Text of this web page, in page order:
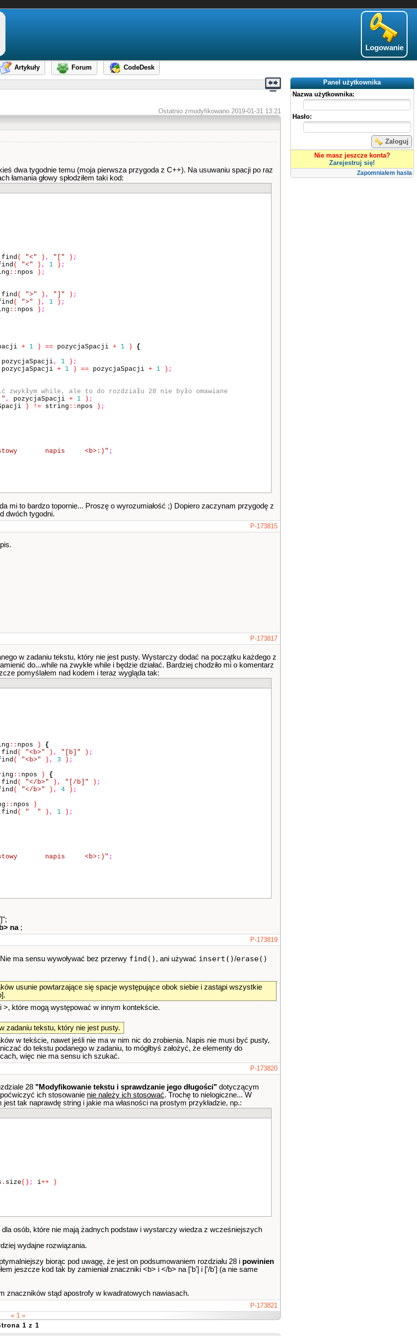
Logowanie
Artykuły Forum
CodeDesk
Panel użytkownika
Nazwa użytkownika:
Hasło:
Zaloguj
Nie masz jeszcze konta?
Zarejestruj się!
Zapomniałem hasła
Ostatnio zmodyfikowano 2019-01-31 13:21
dwa tygodnie temu (moja pierwsza przygoda z C++). Na usuwaniu spacji po raz
łamania głowy spłodziłem taki kod:
find ( "<" ) , "[" ) ;
( "<" ) , 1 ) ;
:: npos ) ;
find ( ">" ) , "]" ) ;
( ">" ) , 1 ) ;
:: npos ) ;
+ 1 ) == pozycjaSpacji + 1 )
{
pozycjaSpacji, 1 ) ;
pozycjaSpacji + 1 ) == pozycjaSpacji + 1 ) ;
while, ale to do rozdziału 28 nie było omawiane
, pozycjaSpacji + 1 ) ;
) != string :: npos ) ;
testowy napis <b>:)" ;
mi to bardzo topornie... Proszę o wyrozumiałość ;) Dopiero zaczynam przygodę z
dwóch tygodni.
P-173815
P-173817
w zadaniu tekstu, który nie jest pusty. Wystarczy dodać na początku każdego z
do...while na zwykłe while i będzie działać. Bardziej chodziło mi o komentarz
pomyślałem nad kodem i teraz wygląda tak:
:: npos )
{
find ( "<b>" ) , "[b]" ) ;
( "<b>" ) , 3 ) ;
:: npos )
{
find ( "</b>" ) , "[/b]" ) ;
( "</b>" ) , 4 ) ;
:: npos
)
find ( " " ) , 1 ) ;
testowy napis <b>:)" ;
na ;
P-173819
ma sensu wywoływać bez przerwy find() , ani używać insert()/erase()
usunie powtarzające się spacje występujące obok siebie i zastąpi wszystkie
które mogą występować w innym kontekście.
zadaniu tekstu, który nie jest pusty.
w tekście, nawet jeśli nie ma w nim nic do zrobienia. Napis nie musi być pusty,
do tekstu podanego w zadaniu, to mógłbyś założyć, że elementy do
więc nie ma sensu ich szukać.
P-173820
28 "Modyfikowanie tekstu i sprawdzanie jego długości" dotyczącym
ich stosowanie nie należy ich stosować. Trochę to nielogiczne... W
tak naprawdę string i jakie ma własności na prostym przykładzie, np.:
. size () ; i++
)
osób, które nie mają żadnych podstaw i wystarczy wiedza z wcześniejszych
wydajne rozwiązania.
biorąc pod uwagę, że jest on podsumowaniem rozdziału 28 i powinien
jeszcze kod tak by zamieniał znaczniki <b> i </b> na ['b'] i ['/b'] (a nie same
znaczników stąd apostrofy w kwadratowych nawiasach.
P-173821
« 1 »
1 z 1